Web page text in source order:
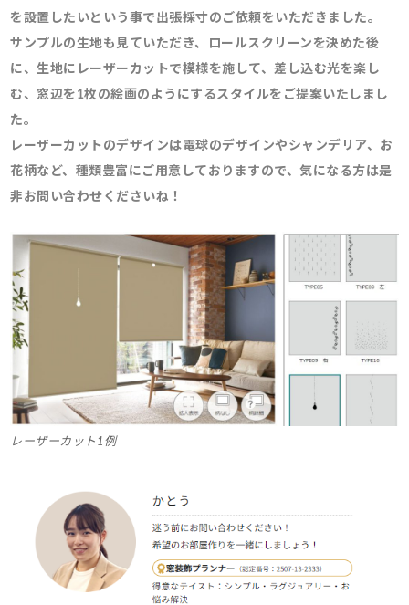
を設置したいという事で出張採寸のご依頼をいただきました。
サンプルの生地も見ていただき、ロールスクリーンを決めた後
に、生地にレーザーカットで模様を施して、差し込む光を楽し
む、窓辺を1枚の絵画のようにするスタイルをご提案いたしまし
た。
レーザーカットのデザインは電球のデザインやシャンデリア、お
花柄など、種類豊富にご用意しておりますので、気になる方は是
非お問い合わせくださいね！
レーザーカット1例